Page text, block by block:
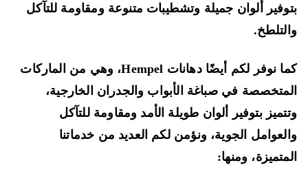
ألوان جميلة وتشطيبات متنوعة ومقاومة للتآكل
كما نوفر لكم أيضًا دهانات Hempel، وهي من الماركات
في صباغة الأبواب والجدران الخارجية،
بتوفير ألوان طويلة الأمد ومقاومة للتآكل
الجوية، ونؤمن لكم العديد من خدماتنا
ومنها: